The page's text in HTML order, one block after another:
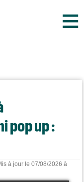
≡
pop up :
à jour le 07/08/2026 à